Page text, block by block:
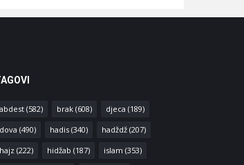
abdest(582) brak(608) djeca (189)
dova (490) hadis(340) hadždž(207)
hajz (222) hidžab (187) islam (353)